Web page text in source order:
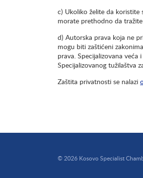
c) Ukoliko želite da koristite
morate prethodno da
d) Autorska prava koja ne
mogu biti zaštićeni
prava. Specijalizovana
Specijalizovanog tužilaštva
Zaštita privatnosti se nalazi
© 2026 Kosovo Specialist